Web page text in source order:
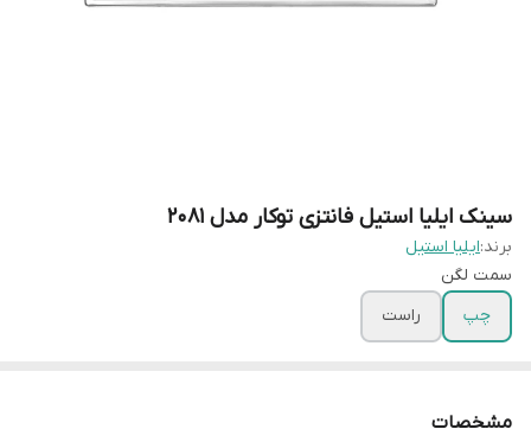
سینک ایلیا استیل فانتزی توکار مدل 2081
برند:ایلیا استیل
سمت لگن
چپ
راست
مشخصات